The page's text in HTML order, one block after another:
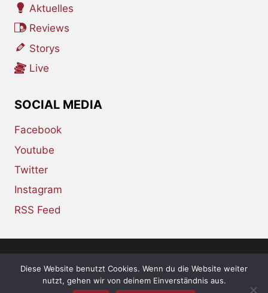
Aktuelles
Reviews
Storys
Live
SOCIAL MEDIA
Facebook
Youtube
Twitter
Instagram
RSS Feed
© 2026 whiskey-soda.de - the alternative
Diese Website benutzt Cookies. Wenn du die Website weiter
nutzt, gehen wir von deinem Einverständnis aus.